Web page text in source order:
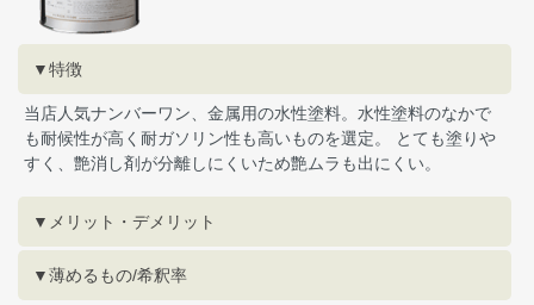
▼特徴
当店人気ナンバーワン、金属用の水性塗料。水性塗料のなかで
も耐候性が高く耐ガソリン性も高いものを選定。 とても塗りや
すく、艶消し剤が分離しにくいため艶ムラも出にくい。
▼メリット・デメリット
▼薄めるもの/希釈率